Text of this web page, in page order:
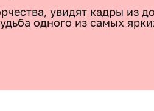
увидят кадры из
одного из самых